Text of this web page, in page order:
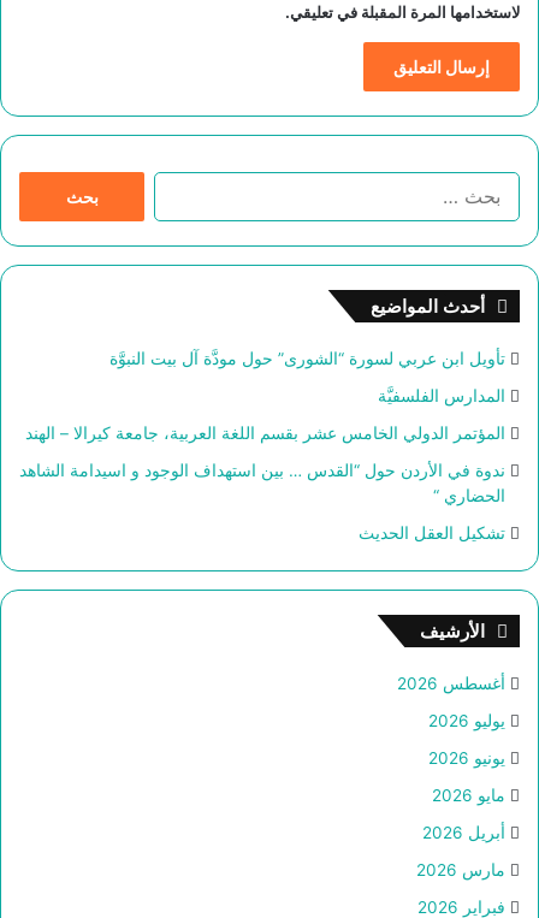
لاستخدامها المرة المقبلة في تعليقي.
:
أحدث المواضيع
تأويل ابن عربي لسورة “الشورى” حول مودَّة آل بيت النبوَّة
المدارس الفلسفيَّة
المؤتمر الدولي الخامس عشر بقسم اللغة العربية، جامعة كيرالا – الهند
ندوة في الأردن حول “القدس … بين استهداف الوجود و اسيدامة الشاهد
الحضاري “
تشكيل العقل الحديث
الأرشيف
أغسطس 2026
يوليو 2026
يونيو 2026
مايو 2026
أبريل 2026
مارس 2026
فبراير 2026